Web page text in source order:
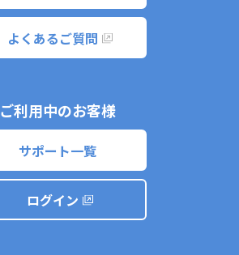
よくあるご質問
ご利用中のお客様
サポート一覧
ログイン